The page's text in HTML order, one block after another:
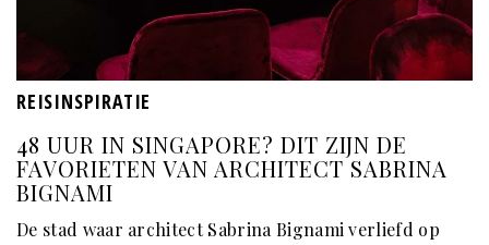
REISINSPIRATIE
48 UUR IN SINGAPORE? DIT ZIJN DE
FAVORIETEN VAN ARCHITECT SABRINA
BIGNAMI
De stad waar architect Sabrina Bignami verliefd op